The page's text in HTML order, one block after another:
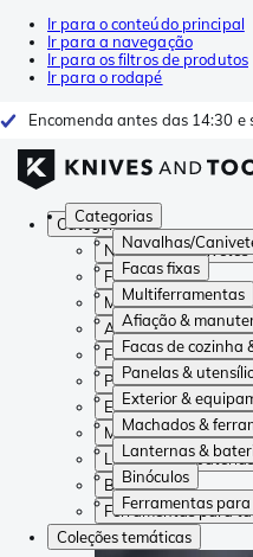
Ir para o conteúdo principal
Ir para a navegação
Ir para os filtros de produtos
Ir para o rodapé
Encomenda antes das 14:30 e
Categorias
Navalhas/
Facas fixas
Multiferramentas
Afiação &
Facas de cozinha
Panelas &
Exterior &
Machados &
Lanternas &
Binóculos
Ferramentas
Categorias
Navalhas/Canivetes
Facas fixas
Multiferramentas
Afiação &
Facas de cozinha &
Panelas & utensílios
Exterior &
Machados &
Lanternas & baterias
Binóculos
Ferramentas para
Coleções temáticas